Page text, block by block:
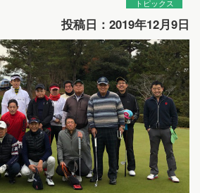
トピックス
投稿日：2019年12月9日